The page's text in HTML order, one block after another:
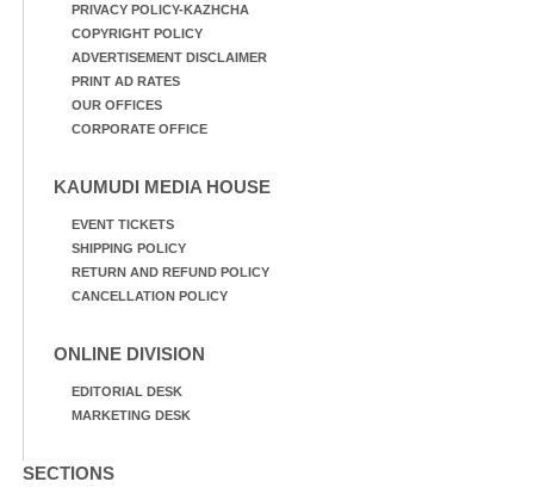
PRIVACY POLICY-KAZHCHA
COPYRIGHT POLICY
ADVERTISEMENT DISCLAIMER
PRINT AD RATES
OUR OFFICES
CORPORATE OFFICE
KAUMUDI MEDIA HOUSE
EVENT TICKETS
SHIPPING POLICY
RETURN AND REFUND POLICY
CANCELLATION POLICY
ONLINE DIVISION
EDITORIAL DESK
MARKETING DESK
SECTIONS